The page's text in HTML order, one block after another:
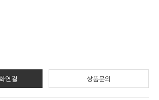
연결 상품문의